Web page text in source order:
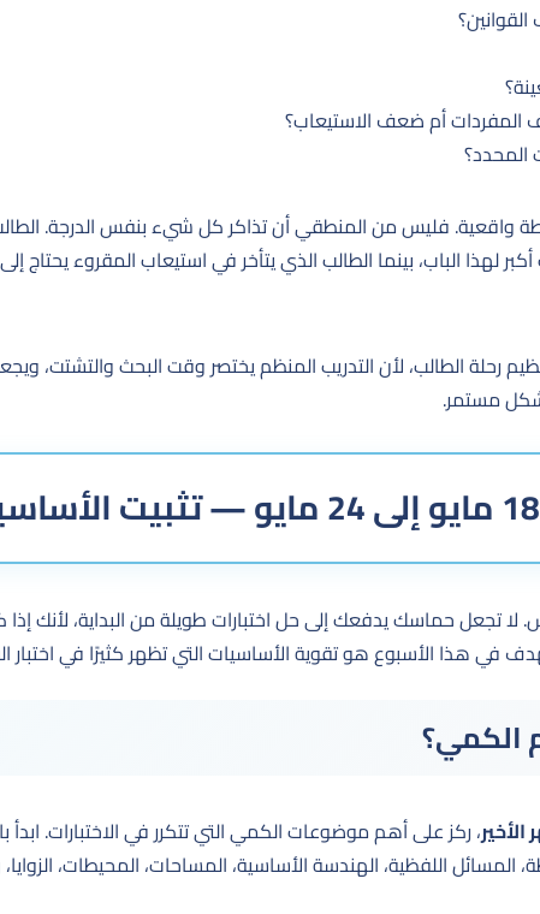
أم ضعف الاستيعاب؟
المحدد؟
واقعية. فليس من المنطقي أن تذاكر كل شيء بنفس الدرجة.
لهذا الباب، بينما الطالب الذي يتأخر في استيعاب المقروء يحتاج
رحلة الطالب، لأن التدريب المنظم يختصر وقت البحث والتشتت،
مستمر.
لا تجعل حماسك يدفعك إلى حل اختبارات طويلة من البداية، لأنك
في هذا الأسبوع هو تقوية الأساسيات التي تظهر كثيرًا في اختبار
الكمي؟
، ركز على أهم موضوعات الكمي التي تتكرر في الاختبارات.
المسائل اللفظية، الهندسة الأساسية، المساحات، المحيطات،